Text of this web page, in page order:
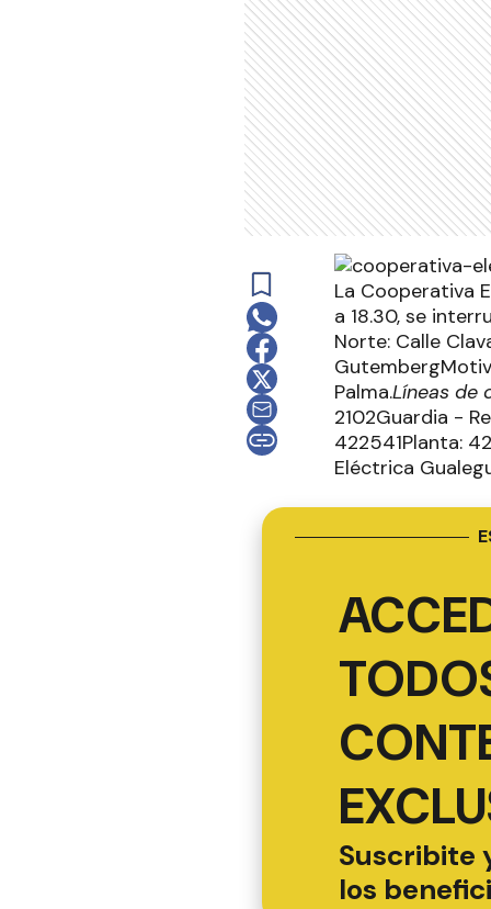
La Cooperativa
a 18.30, se
Norte: Calle
Palma.Líneas de
2102Guardia -
422541Planta:
Eléctrica
Suscribite
los